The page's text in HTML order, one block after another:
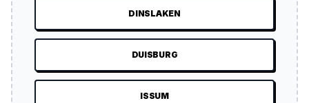
DINSLAKEN
DUISBURG
ISSUM